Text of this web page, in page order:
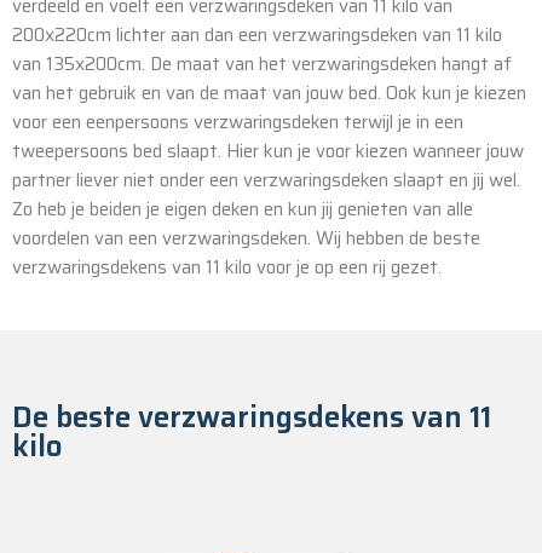
verdeeld en voelt een verzwaringsdeken van 11 kilo van
200x220cm lichter aan dan een verzwaringsdeken van 11 kilo
van 135x200cm. De maat van het verzwaringsdeken hangt af
van het gebruik en van de maat van jouw bed. Ook kun je kiezen
voor een eenpersoons verzwaringsdeken terwijl je in een
tweepersoons bed slaapt. Hier kun je voor kiezen wanneer jouw
partner liever niet onder een verzwaringsdeken slaapt en jij wel.
Zo heb je beiden je eigen deken en kun jij genieten van alle
voordelen van een verzwaringsdeken. Wij hebben de beste
verzwaringsdekens van 11 kilo voor je op een rij gezet.
De beste verzwaringsdekens van 11
kilo